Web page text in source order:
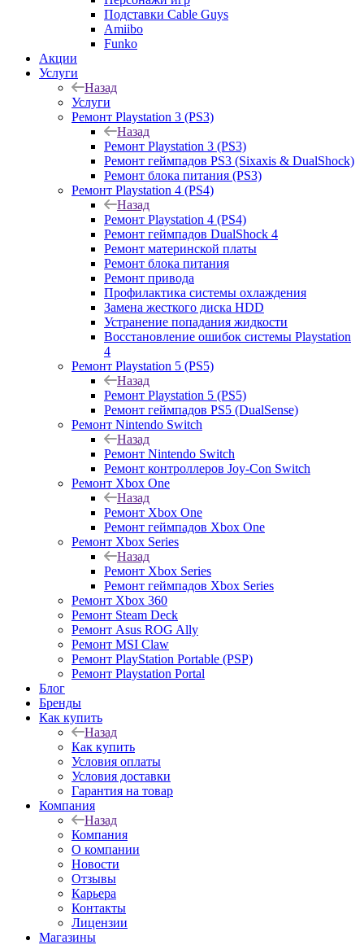
Подставки Cable Guys
Amiibo
Funko
Акции
Услуги
Назад
Услуги
Ремонт Playstation 3 (PS3)
Назад
Ремонт Playstation 3 (PS3)
Ремонт геймпадов PS3 (Sixaxis & DualShock)
Ремонт блока питания (PS3)
Ремонт Playstation 4 (PS4)
Назад
Ремонт Playstation 4 (PS4)
Ремонт геймпадов DualShock 4
Ремонт материнской платы
Ремонт блока питания
Ремонт привода
Профилактика системы охлаждения
Замена жесткого диска HDD
Устранение попадания жидкости
Восстановление ошибок системы Playstation
4
Ремонт Playstation 5 (PS5)
Назад
Ремонт Playstation 5 (PS5)
Ремонт геймпадов PS5 (DualSense)
Ремонт Nintendo Switch
Назад
Ремонт Nintendo Switch
Ремонт контроллеров Joy-Con Switch
Ремонт Xbox One
Назад
Ремонт Xbox One
Ремонт геймпадов Xbox One
Ремонт Xbox Series
Назад
Ремонт Xbox Series
Ремонт геймпадов Xbox Series
Ремонт Xbox 360
Ремонт Steam Deck
Ремонт Asus ROG Ally
Ремонт MSI Claw
Ремонт PlayStation Portable (PSP)
Ремонт Playstation Portal
Блог
Бренды
Как купить
Назад
Как купить
Условия оплаты
Условия доставки
Гарантия на товар
Компания
Назад
Компания
О компании
Новости
Отзывы
Карьера
Контакты
Лицензии
Магазины